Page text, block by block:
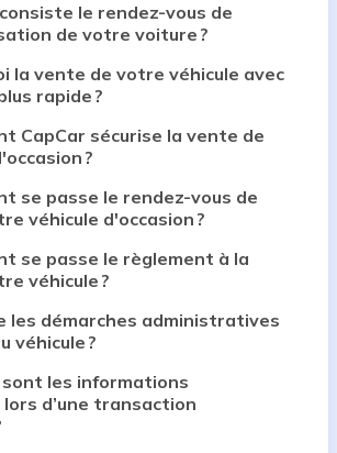
le rendez-vous de
de votre voiture ?
la vente de votre véhicule avec
rapide ?
CapCar sécurise la vente de
?
se passe le rendez-vous de
véhicule d'occasion ?
se passe le règlement à la
véhicule ?
les démarches administratives
véhicule ?
sont les informations
d’une transaction